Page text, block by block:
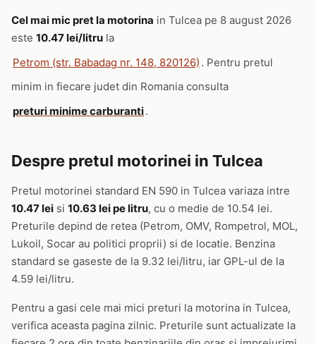
Cel mai mic pret la motorina in Tulcea pe 8 august 2026
este 10.47 lei/litru la
Petrom (str. Babadag nr. 148, 820126) . Pentru pretul
minim in fiecare judet din Romania consulta
preturi minime carburanti.
Despre pretul motorinei in Tulcea
Pretul motorinei standard EN 590 in Tulcea variaza intre
10.47 lei si 10.63 lei pe litru, cu o medie de 10.54 lei.
Preturile depind de retea (Petrom, OMV, Rompetrol, MOL,
Lukoil, Socar au politici proprii) si de locatie. Benzina
standard se gaseste de la 9.32 lei/litru, iar GPL-ul de la
4.59 lei/litru.
Pentru a gasi cele mai mici preturi la motorina in Tulcea,
verifica aceasta pagina zilnic. Preturile sunt actualizate la